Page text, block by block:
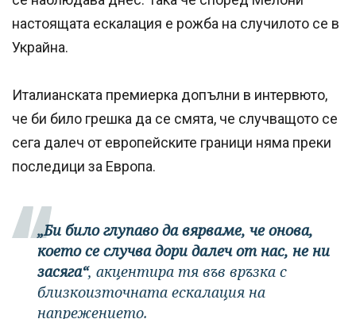
настоящата ескалация е рожба на случилото се в
Украйна.
Италианската премиерка допълни в интервюто,
че би било грешка да се смята, че случващото се
сега далеч от европейските граници няма преки
последици за Европа.
„Би било глупаво да вярваме, че онова,
което се случва дори далеч от нас, не ни
засяга“, акцентира тя във връзка с
близкоизточната ескалация на
напрежението.